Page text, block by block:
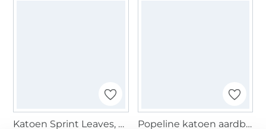
Katoen Sprint Leaves, oudroze Popeline katoen aardbeien, wit